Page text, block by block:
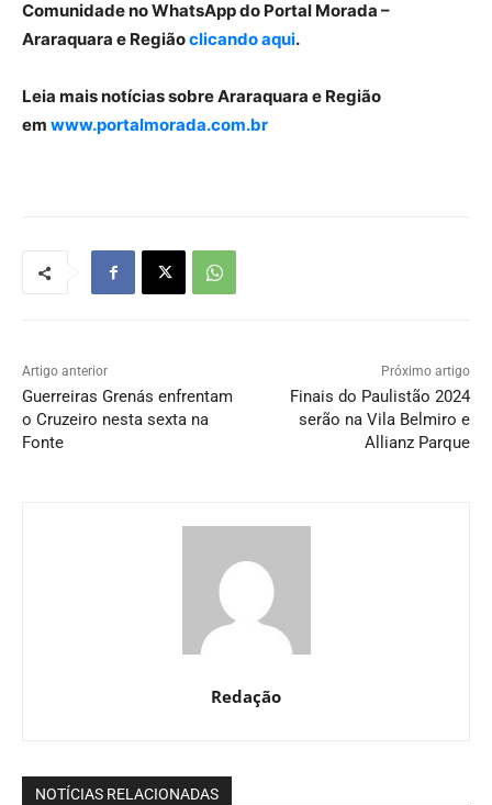
Comunidade no WhatsApp do Portal Morada –
Araraquara e Regiãoclicando aqui.
Leia mais notícias sobre Araraquara e Região
em www.portalmorada.com.br
Artigo anterior
Guerreiras Grenás enfrentam
o Cruzeiro nesta sexta na
Fonte
Próximo artigo
Finais do Paulistão 2024
serão na Vila Belmiro e
Allianz Parque
Redação
NOTÍCIAS RELACIONADAS